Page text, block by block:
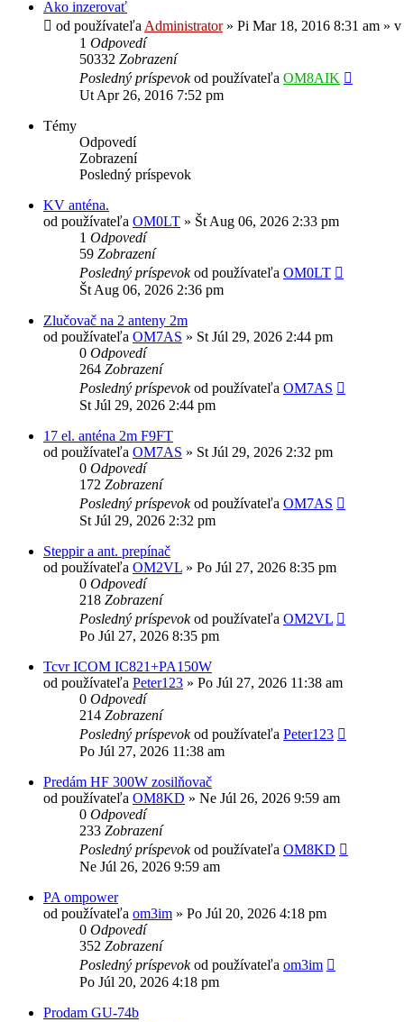
Ako inzerovať
od používateľa Administrator» Pi Mar 18, 2016 8:31 am » v
1 Odpovedí
50332 Zobrazení
Posledný príspevokod používateľa OM8AIK
Ut Apr 26, 2016 7:52 pm
Témy
Odpovedí
Zobrazení
Posledný príspevok
KV anténa.
od používateľa OM0LT » Št Aug 06, 2026 2:33 pm
1 Odpovedí
59 Zobrazení
Posledný príspevokod používateľa OM0LT
Št Aug 06, 2026 2:36 pm
Zlučovač na 2 anteny 2m
od používateľa OM7AS » St Júl 29, 2026 2:44 pm
0 Odpovedí
264 Zobrazení
Posledný príspevokod používateľa OM7AS
St Júl 29, 2026 2:44 pm
17 el. anténa 2m F9FT
od používateľa OM7AS » St Júl 29, 2026 2:32 pm
0 Odpovedí
172 Zobrazení
Posledný príspevokod používateľa OM7AS
St Júl 29, 2026 2:32 pm
Steppir a ant. prepínač
od používateľa OM2VL » Po Júl 27, 2026 8:35 pm
0 Odpovedí
218 Zobrazení
Posledný príspevokod používateľa OM2VL
Po Júl 27, 2026 8:35 pm
Tcvr ICOM IC821+PA150W
od používateľa Peter123 » Po Júl 27, 2026 11:38 am
0 Odpovedí
214 Zobrazení
Posledný príspevokod používateľa Peter123
Po Júl 27, 2026 11:38 am
Predám HF 300W zosilňovač
od používateľa OM8KD » Ne Júl 26, 2026 9:59 am
0 Odpovedí
233 Zobrazení
Posledný príspevokod používateľa OM8KD
Ne Júl 26, 2026 9:59 am
PA ompower
od používateľa om3im » Po Júl 20, 2026 4:18 pm
0 Odpovedí
352 Zobrazení
Posledný príspevokod používateľa om3im
Po Júl 20, 2026 4:18 pm
Prodam GU-74b